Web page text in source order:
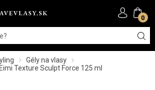
0
Gély na vlasy
Texture Sculpt Force 125 ml